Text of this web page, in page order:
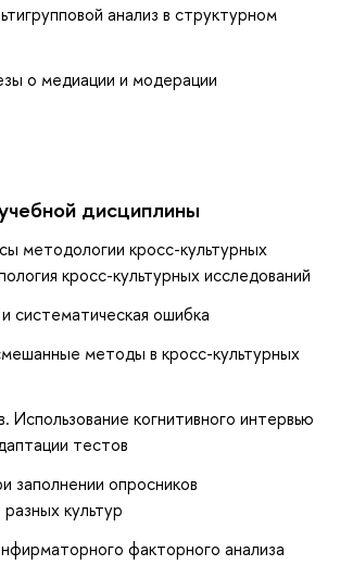
анализ в структурном
о медиации и модерации
дисциплины
методологии кросс-культурных
кросс-культурных исследований
систематическая ошибка
методы в кросс-культурных
Использование когнитивного интервью
тестов
заполнении опросников
культур
факторного анализа